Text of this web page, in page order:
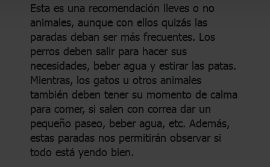
Esta es una recomendación lleves o no
animales, aunque con ellos quizás las
paradas deban ser más frecuentes. Los
perros deben salir para hacer sus
necesidades, beber agua y estirar las patas.
Mientras, los gatos u otros animales
también deben tener su momento de calma
para comer, si salen con correa dar un
pequeño paseo, beber agua, etc. Además,
estas paradas nos permitirán observar si
todo está yendo bien.